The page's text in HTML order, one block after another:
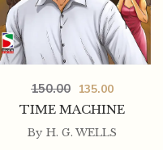
TIME MACHINE
150.00 135.00
By H. G. WELLS